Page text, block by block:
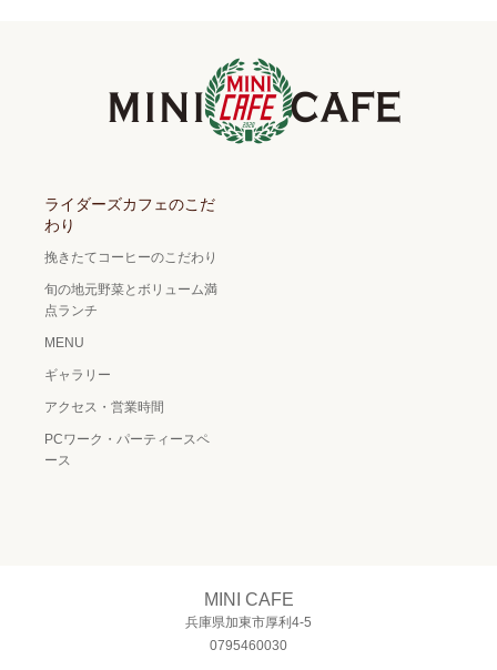
ライダーズカフェのこだ
わり
挽きたてコーヒーのこだわり
旬の地元野菜とボリューム満
点ランチ
MENU
ギャラリー
アクセス・営業時間
PCワーク・パーティースペ
ース
MINI CAFE
兵庫県加東市厚利4-5
0795460030